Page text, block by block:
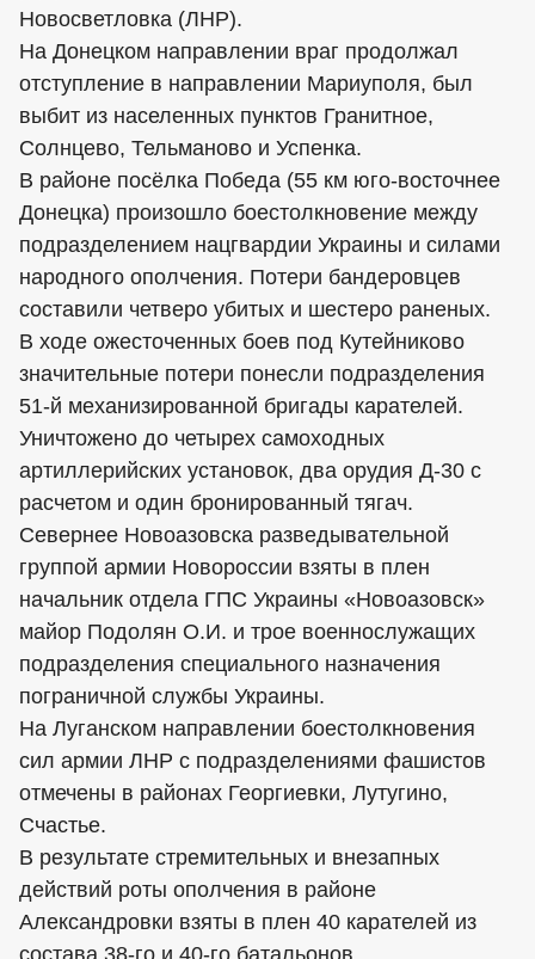
Новосветловка (ЛНР).
На Донецком направлении враг продолжал
отступление в направлении Мариуполя, был
выбит из населенных пунктов Гранитное,
Солнцево, Тельманово и Успенка.
В районе посёлка Победа (55 км юго-восточнее
Донецка) произошло боестолкновение между
подразделением нацгвардии Украины и силами
народного ополчения. Потери бандеровцев
составили четверо убитых и шестеро раненых.
В ходе ожесточенных боев под Кутейниково
значительные потери понесли подразделения
51-й механизированной бригады карателей.
Уничтожено до четырех самоходных
артиллерийских установок, два орудия Д-30 с
расчетом и один бронированный тягач.
Севернее Новоазовска разведывательной
группой армии Новороссии взяты в плен
начальник отдела ГПС Украины «Новоазовск»
майор Подолян О.И. и трое военнослужащих
подразделения специального назначения
пограничной службы Украины.
На Луганском направлении боестолкновения
сил армии ЛНР с подразделениями фашистов
отмечены в районах Георгиевки, Лутугино,
Счастье.
В результате стремительных и внезапных
действий роты ополчения в районе
Александровки взяты в плен 40 карателей из
состава 38-го и 40-го батальонов